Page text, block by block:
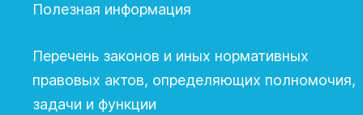
Полезная информация
Перечень законов и иных нормативных
правовых актов, определяющих полномочия,
задачи и функции